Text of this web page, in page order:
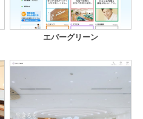
エバーグリーン